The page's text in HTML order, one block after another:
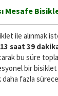
Mesafe
ile alınmak
13 saat 39
bu süre
bir
fazla